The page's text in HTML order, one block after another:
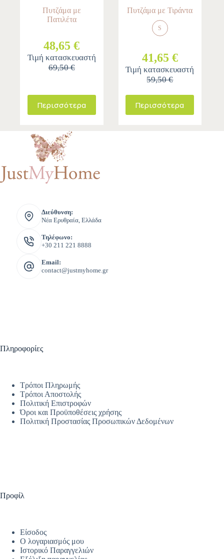
Πυτζάμα με
Πατιλέτα
48,65 €
Τιμή κατασκευαστή
69,50 €
Περισσότερα
Πυτζάμα με Τιράντα
S
41,65 €
Τιμή κατασκευαστή
59,50 €
Περισσότερα
Διεύθυνση:
Νέα Ερυθραία, Ελλάδα
Τηλέφωνο:
+30 211 221 8888
Email:
contact@justmyhome.gr
Πληροφορίες
Τρόποι Πληρωμής
Τρόποι Αποστολής
Πολιτική Επιστροφών
Όροι και Προϋποθέσεις χρήσης
Πολιτική Προστασίας Προσωπικών Δεδομένων
Προφίλ
Είσοδος
Ο λογαριασμός μου
Ιστορικό Παραγγελιών